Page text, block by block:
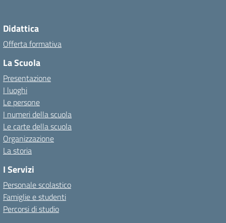
Didattica
Offerta formativa
La Scuola
Presentazione
I luoghi
Le persone
I numeri della scuola
Le carte della scuola
Organizzazione
La storia
I Servizi
Personale scolastico
Famiglie e studenti
Percorsi di studio